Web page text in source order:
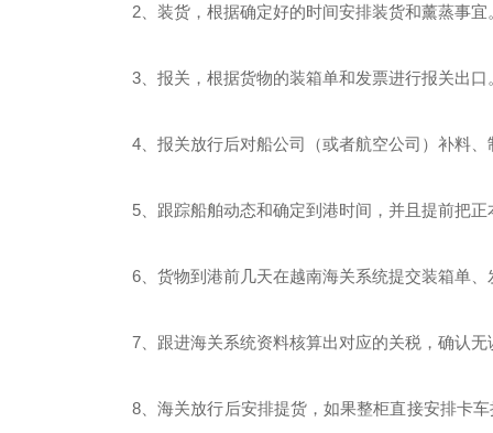
2、装货，根据确定好的时间安排装货和薰蒸事宜
3、报关，根据货物的装箱单和发票进行报关出口
4、报关放行后对船公司（或者航空公司）补料
5、跟踪船舶动态和确定到港时间，并且提前把
6、货物到港前几天在越南海关系统提交装箱单
7、跟进海关系统资料核算出对应的关税，确认
8、海关放行后安排提货，如果整柜直接安排卡